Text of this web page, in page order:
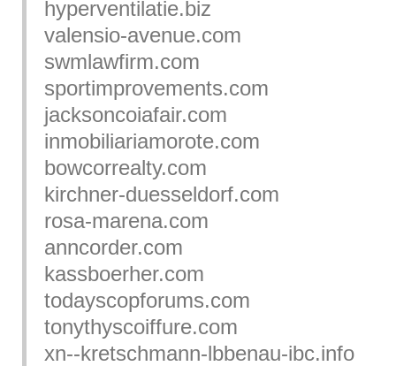
hyperventilatie.biz
valensio-avenue.com
swmlawfirm.com
sportimprovements.com
jacksoncoiafair.com
inmobiliariamorote.com
bowcorrealty.com
kirchner-duesseldorf.com
rosa-marena.com
anncorder.com
kassboerher.com
todayscopforums.com
tonythyscoiffure.com
xn--kretschmann-lbbenau-ibc.info